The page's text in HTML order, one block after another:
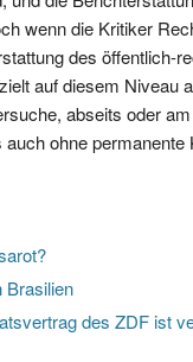
wenn die Kritiker
des öffentlich-
auf diesem Niveau
abseits oder
ohne permanente
Brasilien
des ZDF ist